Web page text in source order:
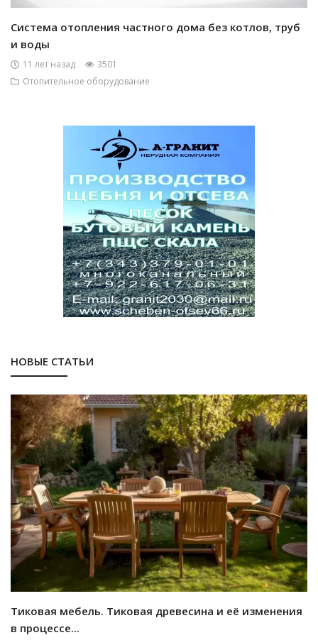
Система отопления частного дома без котлов, труб
и воды
11 лет назад
3501
Отопительное оборудование
НОВЫЕ СТАТЬИ
Тиковая мебель. Тиковая древесина и её изменения
в процессе...